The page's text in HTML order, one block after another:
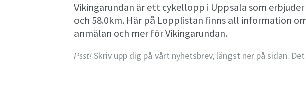
Vikingarundan är ett cykellopp i Uppsala som
och 58.0km. Här på Lopplistan finns all information
anmälan och mer för Vikingarundan.
Psst!Skriv upp dig på vårt nyhetsbrev, längst ner på sidan.